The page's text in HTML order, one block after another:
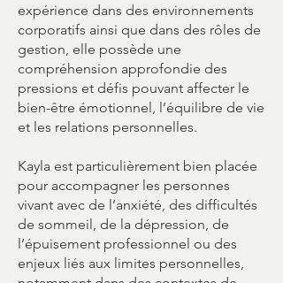
expérience dans des environnements
corporatifs ainsi que dans des rôles de
gestion, elle possède une
compréhension approfondie des
pressions et défis pouvant affecter le
bien-être émotionnel, l’équilibre de vie
et les relations personnelles.
Kayla est particulièrement bien placée
pour accompagner les personnes
vivant avec de l’anxiété, des difficultés
de sommeil, de la dépression, de
l’épuisement professionnel ou des
enjeux liés aux limites personnelles,